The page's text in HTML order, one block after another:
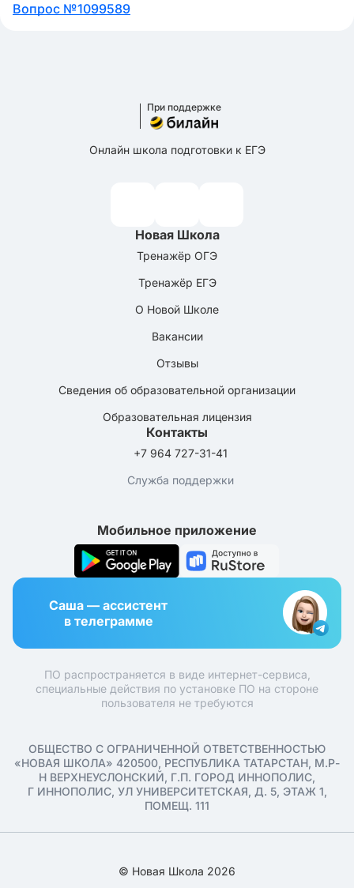
Вопрос №1099589
При поддержке
Онлайн школа подготовки к ЕГЭ
Новая Школа
Тренажёр ОГЭ
Тренажёр ЕГЭ
О Новой Школе
Вакансии
Отзывы
Сведения об образовательной организации
Образовательная лицензия
Контакты
+7 964 727-31-41
Служба поддержки
Мобильное приложение
Саша — ассистент
в телеграмме
ПО распространяется в виде интернет-сервиса,
специальные действия по установке ПО на стороне
пользователя не требуются
ОБЩЕСТВО С ОГРАНИЧЕННОЙ ОТВЕТСТВЕННОСТЬЮ
«НОВАЯ ШКОЛА» 420500, РЕСПУБЛИКА ТАТАРСТАН, М.Р-
Н ВЕРХНЕУСЛОНСКИЙ, Г.П. ГОРОД ИННОПОЛИС,
Г ИННОПОЛИС, УЛ УНИВЕРСИТЕТСКАЯ, Д. 5, ЭТАЖ 1,
ПОМЕЩ. 111
© Новая Школа 2026